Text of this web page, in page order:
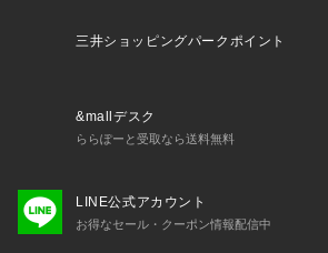
三井ショッピングパークポイント
&mallデスク
ららぽーと受取なら送料無料
LINE公式アカウント
お得なセール・クーポン情報配信中